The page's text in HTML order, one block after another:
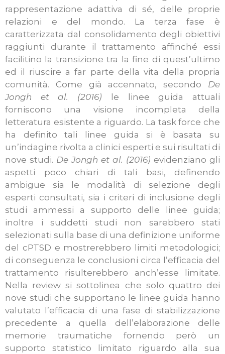
rappresentazione adattiva di sé, delle proprie
relazioni e del mondo. La terza fase è
caratterizzata dal consolidamento degli obiettivi
raggiunti durante il trattamento affinché essi
facilitino la transizione tra la fine di quest’ultimo
ed il riuscire a far parte della vita della propria
comunità. Come già accennato, secondo De
Jongh et al. (2016) le linee guida attuali
forniscono una visione incompleta della
letteratura esistente a riguardo. La task force che
ha definito tali linee guida si è basata su
un’indagine rivolta a clinici esperti e sui risultati di
nove studi. De Jongh et al. (2016) evidenziano gli
aspetti poco chiari di tali basi, definendo
ambigue sia le modalità di selezione degli
esperti consultati, sia i criteri di inclusione degli
studi ammessi a supporto delle linee guida;
inoltre i suddetti studi non sarebbero stati
selezionati sulla base di una definizione uniforme
del cPTSD e mostrerebbero limiti metodologici;
di conseguenza le conclusioni circa l’efficacia del
trattamento risulterebbero anch’esse limitate.
Nella review si sottolinea che solo quattro dei
nove studi che supportano le linee guida hanno
valutato l’efficacia di una fase di stabilizzazione
precedente a quella dell’elaborazione delle
memorie traumatiche fornendo però un
supporto statistico limitato riguardo alla sua